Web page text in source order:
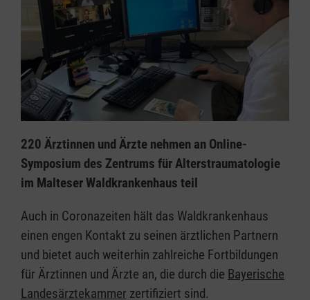
220 Ärztinnen und Ärzte nehmen an Online-
Symposium des Zentrums für Alterstraumatologie
im Malteser Waldkrankenhaus teil
Auch in Coronazeiten hält das Waldkrankenhaus
einen engen Kontakt zu seinen ärztlichen Partnern
und bietet auch weiterhin zahlreiche Fortbildungen
für Ärztinnen und Ärzte an, die durch die Bayerische
Landesärztekammer zertifiziert sind.